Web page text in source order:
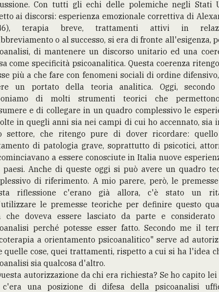
Con tutti gli echi delle polemiche negli Stati
ai discorsi: esperienza emozionale correttiva di
terapia breve, trattamenti attivi in
o al successo, si era di fronte all'esigenza,
di mantenere un discorso unitario ed una
come specificità psicoanalitica. Questa coerenza
più a che fare con fenomeni sociali di ordine
un portato della teoria analitica. Oggi, secondo
di molti strumenti teorici che
e di collegare in un quadro complessivo le
in quegli anni sia nei campi di cui ho accennato, sia
settore, che ritengo pure di dover ricordare:
di patologia grave, soprattutto di psicotici,
a essere conosciute in Italia nuove
Anche di queste oggi si può avere un quadro
di riferimento. A mio parere, però, le
riflessione c'erano già allora, c'è stato un
le premesse teoriche per definire questo
che doveva essere lasciato da parte e considerato
perché potesse esser fatto. Secondo me il
a orientamento psicoanalitico" serve ad
quelle cose, quei trattamenti, rispetto a cui si ha l'idea
sia qualcosa d'altro.
autorizzazione da chi era richiesta? Se ho capito
c'era una posizione di difesa della psicoanalisi